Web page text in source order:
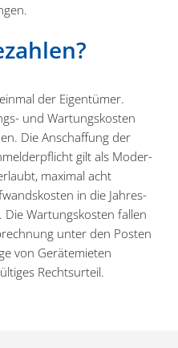
der Eigen­tümer.
und Wartungs­kosten
Die Anschaffung der
gilt als Moder­
maximal acht
in die Jahres­
Die Wartungs­kosten fallen
unter den Posten
von Geräte­mieten
Rechtsurteil.